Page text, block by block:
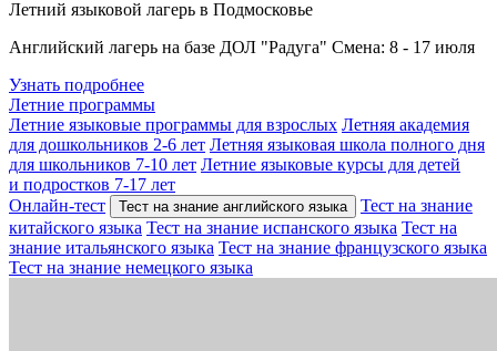
Летний языковой лагерь в Подмосковье
Английский лагерь на базе ДОЛ "Радуга" Смена: 8 - 17 июля
Узнать подробнее
Летние программы
Летние языковые программы для взрослых Летняя академия
для дошкольников 2-6 лет Летняя языковая школа полного дня
для школьников 7-10 лет Летние языковые курсы для детей
и подростков 7-17 лет
Онлайн-тест
Тест на знание английского языка
Тест на знание
китайского языка Тест на знание испанского языка Тест на
знание итальянского языка Тест на знание французского языка
Тест на знание немецкого языка